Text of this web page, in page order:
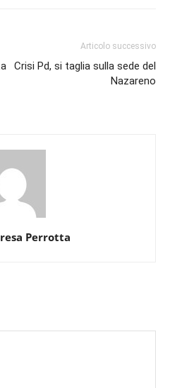
Articolo successivo
Crisi Pd, si taglia sulla sede del
Nazareno
Perrotta